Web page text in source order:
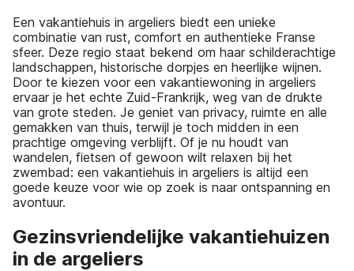
Een vakantiehuis in argeliers biedt een unieke
combinatie van rust, comfort en authentieke Franse
sfeer. Deze regio staat bekend om haar schilderachtige
landschappen, historische dorpjes en heerlijke wijnen.
Door te kiezen voor een vakantiewoning in argeliers
ervaar je het echte Zuid-Frankrijk, weg van de drukte
van grote steden. Je geniet van privacy, ruimte en alle
gemakken van thuis, terwijl je toch midden in een
prachtige omgeving verblijft. Of je nu houdt van
wandelen, fietsen of gewoon wilt relaxen bij het
zwembad: een vakantiehuis in argeliers is altijd een
goede keuze voor wie op zoek is naar ontspanning en
avontuur.
Gezinsvriendelijke vakantiehuizen
in de argeliers